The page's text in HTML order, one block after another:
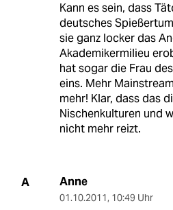
Kann es sein, dass
deutsches
sie ganz locker das
Akademikermilieu
hat sogar die Frau
eins. Mehr
mehr! Klar, dass das
Nischenkulturen und
nicht mehr reizt.
A Anne
01.10.2011, 10:49 Uhr